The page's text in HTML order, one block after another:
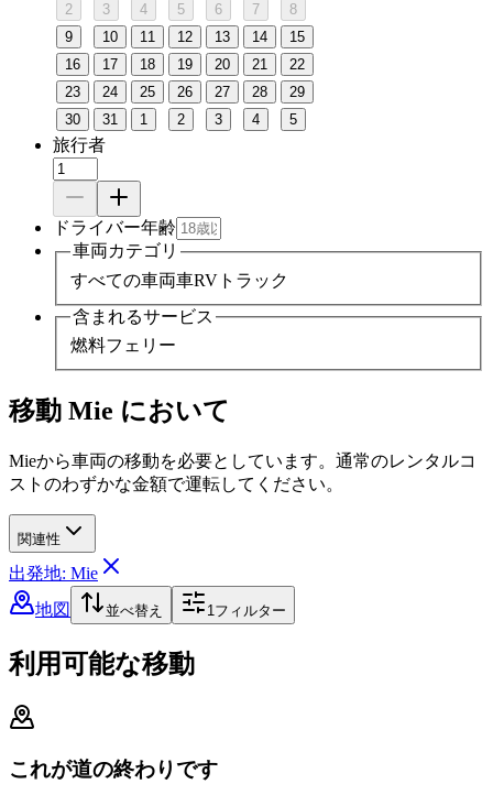
2
3 4 5 6 7
8
9
10 11 12 13 14
15
16
17 18 19 20 21
22
23
24 25 26 27 28
29
30
31 1 2 3 4 5
旅行者
ドライバー年齢
車両カテゴリ
すべての車両車RV トラック
含まれるサービス
燃料フェリー
移動 Mie において
Mieから車両の移動を必要としています。通常のレンタルコ
ストのわずかな金額で運転してください。
関連性
出発地: Mie
地図
並べ替え 1フィルター
利用可能な移動
これが道の終わりです